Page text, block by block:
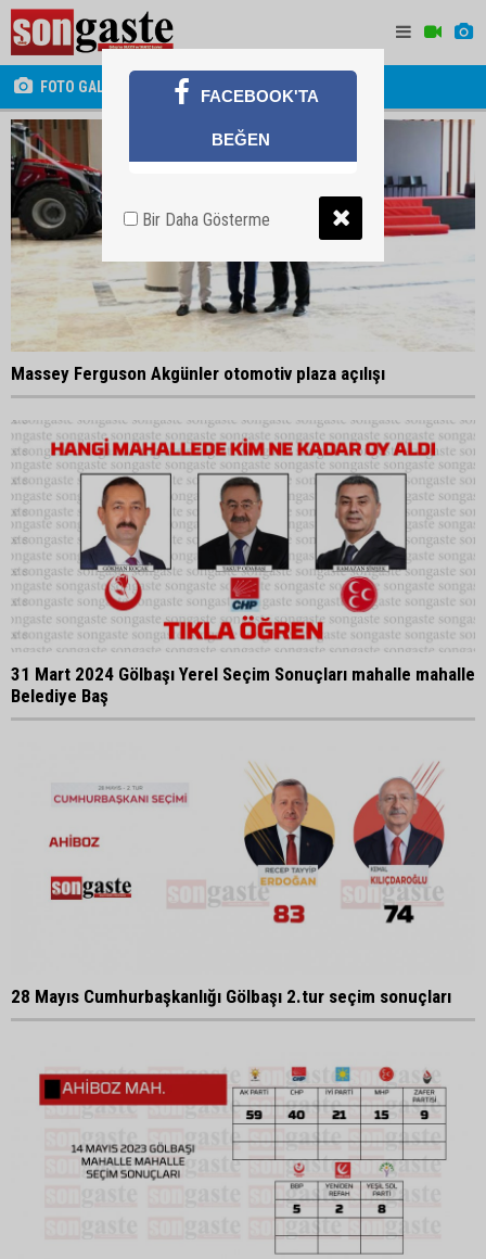
FOTO GALERİ
Massey Ferguson Akgünler otomotiv plaza açılışı
31 Mart 2024 Gölbaşı Yerel Seçim Sonuçları mahalle mahalle
Belediye Baş
28 Mayıs Cumhurbaşkanlığı Gölbaşı 2.tur seçim sonuçları
FACEBOOK'TA
BEĞEN
Bir Daha Gösterme